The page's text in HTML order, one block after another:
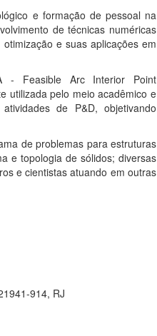
e formação de pessoal na
de técnicas numéricas
e suas aplicações em
- Feasible Arc Interior Point
utilizada pelo meio acadêmico e
de P&D, objetivando
de problemas para estruturas
e topologia de sólidos; diversas
e cientistas atuando em outras
914, RJ